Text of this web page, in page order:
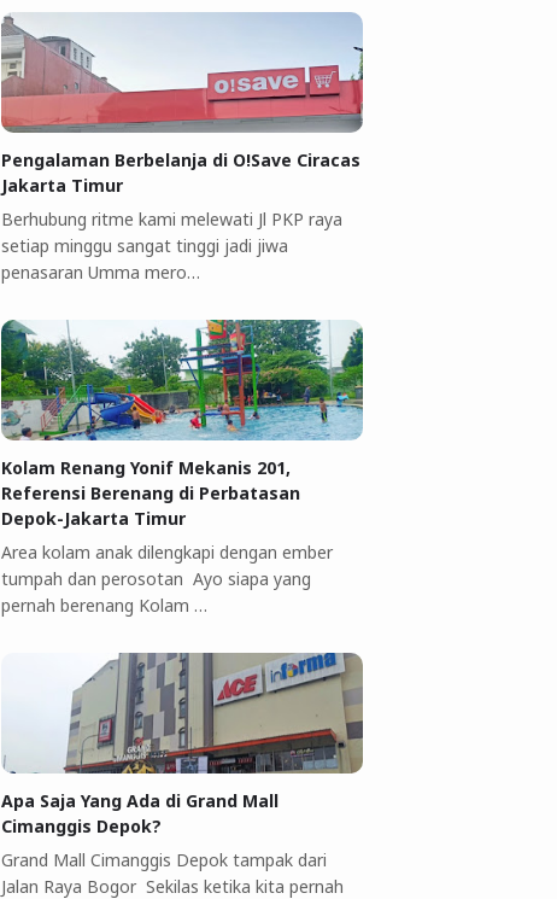
Pengalaman Berbelanja di O!Save Ciracas
Jakarta Timur
Berhubung ritme kami melewati Jl PKP raya
setiap minggu sangat tinggi jadi jiwa
penasaran Umma mero…
Kolam Renang Yonif Mekanis 201,
Referensi Berenang di Perbatasan
Depok-Jakarta Timur
Area kolam anak dilengkapi dengan ember
tumpah dan perosotan Ayo siapa yang
pernah berenang Kolam …
Apa Saja Yang Ada di Grand Mall
Cimanggis Depok?
Grand Mall Cimanggis Depok tampak dari
Jalan Raya Bogor Sekilas ketika kita pernah